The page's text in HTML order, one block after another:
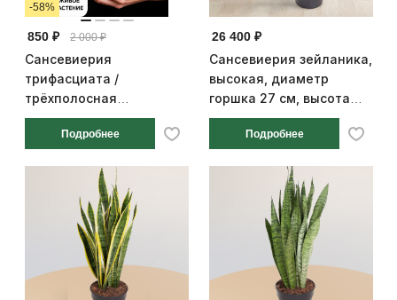
-58%
850 ₽ 2 000 ₽
Сансевиерия
трифасциата /
трёхполосная
«Лауренти», диаметр
горшка 11 см, высота 30
Подробнее
26 400 ₽
Сансевиерия зейланика,
высокая, диаметр
горшка 27 см, высота
100 см
Подробнее